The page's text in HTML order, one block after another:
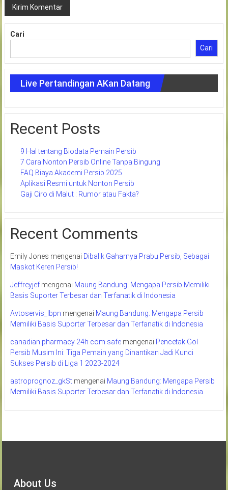
Cari
Cari
Live Pertandingan AKan Datang
Recent Posts
9 Hal tentang Biodata Pemain Persib
7 Cara Nonton Persib Online Tanpa Bingung
FAQ Biaya Akademi Persib 2025
Aplikasi Resmi untuk Nonton Persib
Gaji Ciro di Malut : Rumor atau Fakta?
Recent Comments
Emily Jones mengenai Dibalik Gaharnya Prabu Persib, Sebagai
Maskot Keren Persib!
Jeffreyjefmengenai Maung Bandung: Mengapa Persib Memiliki
Basis Suporter Terbesar dan Terfanatik di Indonesia
Avtoservis_lbpn mengenai Maung Bandung: Mengapa Persib
Memiliki Basis Suporter Terbesar dan Terfanatik di Indonesia
canadian pharmacy 24h com safemengenai Pencetak Gol
Persib Musim Ini: Tiga Pemain yang Dinantikan Jadi Kunci
Sukses Persib di Liga 1 2023-2024
astroprognoz_gkStmengenai Maung Bandung: Mengapa Persib
Memiliki Basis Suporter Terbesar dan Terfanatik di Indonesia
About Us